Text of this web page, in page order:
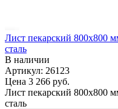
Лист пекарский 800х800
сталь
В наличии
Артикул: 26123
Цена 3 266 руб.
Лист пекарский 800х800
сталь